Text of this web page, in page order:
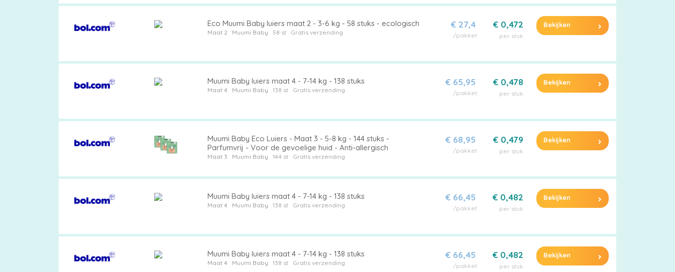
Eco Muumi Baby luiers maat 2 - 3-6 kg - 58 stuks - ecologisch
Maat 2 Muumi Baby 58 st Gratis verzending
€ 27,4
/pakket
€ 0,472
per stuk
Bekijken
Muumi Baby luiers maat 4 - 7-14 kg - 138 stuks
Maat 4 Muumi Baby 138 st Gratis verzending
€ 65,95
/pakket
€ 0,478
per stuk
Bekijken
Muumi Baby Eco Luiers - Maat 3 - 5-8 kg - 144 stuks -
Parfumvrij - Voor de gevoelige huid - Anti-allergisch
Maat 3 Muumi Baby 144 st Gratis verzending
€ 68,95
/pakket
€ 0,479
per stuk
Bekijken
Muumi Baby luiers maat 4 - 7-14 kg - 138 stuks
Maat 4 Muumi Baby 138 st Gratis verzending
€ 66,45
/pakket
€ 0,482
per stuk
Bekijken
Muumi Baby luiers maat 4 - 7-14 kg - 138 stuks
Maat 4 Muumi Baby 138 st Gratis verzending
€ 66,45
/pakket
€ 0,482
per stuk
Bekijken